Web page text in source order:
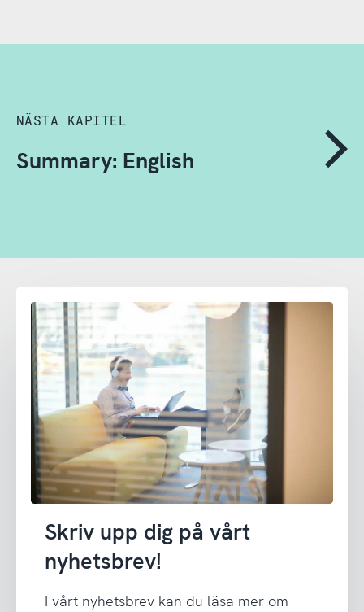
NÄSTA KAPITEL
Summary: English
Skriv upp dig på vårt
nyhetsbrev!
I vårt nyhetsbrev kan du läsa mer om